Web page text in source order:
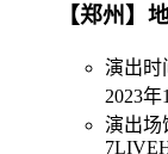
【郑州】
演出时
2023
演出场